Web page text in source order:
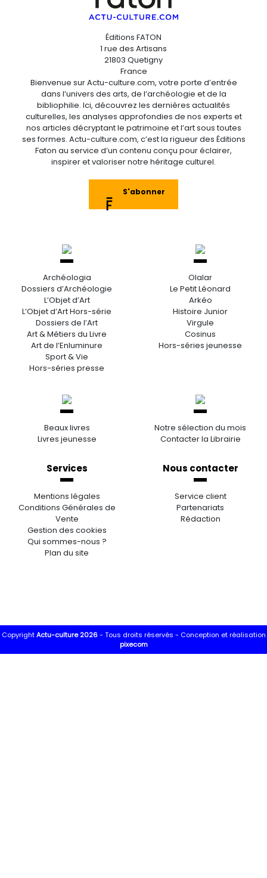
Éditions FATON
1 rue des Artisans
21803 Quetigny
France
Bienvenue sur Actu-culture.com, votre porte d’entrée
dans l’univers des arts, de l’archéologie et de la
bibliophilie. Ici, découvrez les dernières actualités
culturelles, les analyses approfondies de nos experts et
nos articles décryptant le patrimoine et l’art sous toutes
ses formes. Actu-culture.com, c’est la rigueur des Éditions
Faton au service d’un contenu conçu pour éclairer,
inspirer et valoriser notre héritage culturel.
S'abonner
Archéologia
Dossiers d’Archéologie
L’Objet d’Art
L’Objet d’Art Hors-série
Dossiers de l’Art
Art & Métiers du Livre
Art de l’Enluminure
Sport & Vie
Hors-séries presse
Olalar
Le Petit Léonard
Arkéo
Histoire Junior
Virgule
Cosinus
Hors-séries jeunesse
Beaux livres
Livres jeunesse
Notre sélection du mois
Contacter la Librairie
Services
Mentions légales
Conditions Générales de
Vente
Gestion des cookies
Qui sommes-nous ?
Plan du site
Nous contacter
Service client
Partenariats
Rédaction
CopyrightActu-culture 2026- Tous droits réservés - Conception et réalisation
pixecom